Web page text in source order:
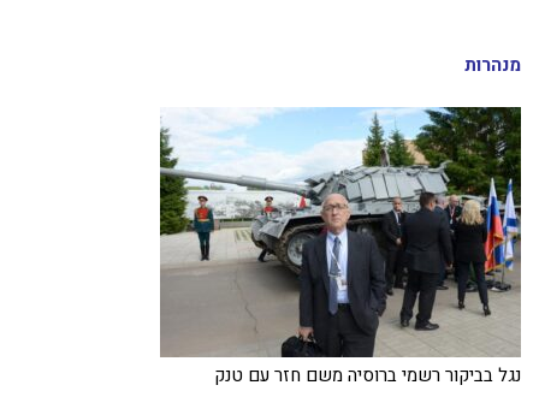
מנהרות
נגל בביקור רשמי ברוסיה משם חזר עם טנק